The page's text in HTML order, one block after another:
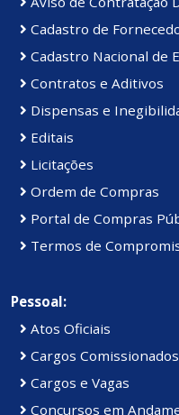
Cadastro de
Cadastro Nacional de
Contratos e Aditivos
Dispensas e
Editais
Licitações
Ordem de Compras
Portal de Compras
Termos de
Pessoal:
Atos Oficiais
Cargos Comissionados
Cargos e Vagas
Concursos em